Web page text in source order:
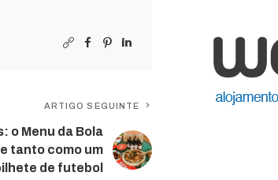
ARTIGO SEGUINTE
o Menu da Bola
tanto como um
de futebol